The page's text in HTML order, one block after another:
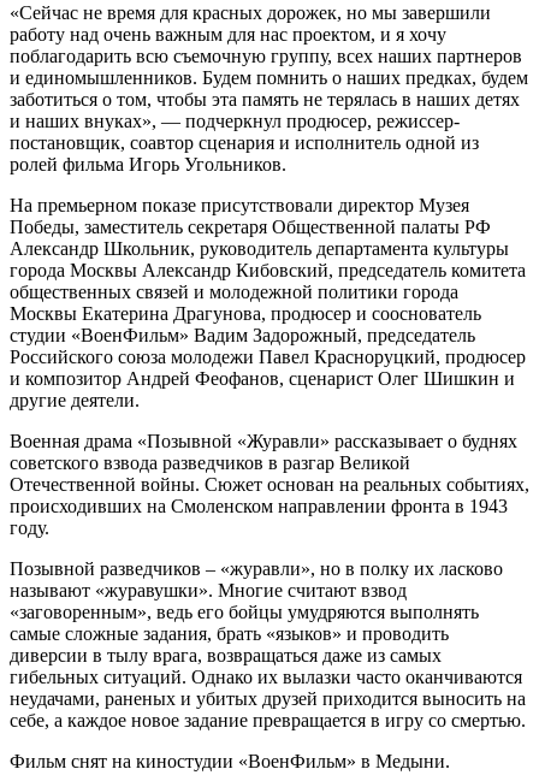
«Сейчас не время для красных дорожек, но мы завершили
работу над очень важным для нас проектом, и я хочу
поблагодарить всю съемочную группу, всех наших партнеров
и единомышленников. Будем помнить о наших предках, будем
заботиться о том, чтобы эта память не терялась в наших детях
и наших внуках», — подчеркнул продюсер, режиссер-
постановщик, соавтор сценария и исполнитель одной из
ролей фильма Игорь Угольников.
На премьерном показе присутствовали директор Музея
Победы, заместитель секретаря Общественной палаты РФ
Александр Школьник, руководитель департамента культуры
города Москвы Александр Кибовский, председатель комитета
общественных связей и молодежной политики города
Москвы Екатерина Драгунова, продюсер и сооснователь
студии «ВоенФильм» Вадим Задорожный, председатель
Российского союза молодежи Павел Красноруцкий, продюсер
и композитор Андрей Феофанов, сценарист Олег Шишкин и
другие деятели.
Военная драма «Позывной «Журавли» рассказывает о буднях
советского взвода разведчиков в разгар Великой
Отечественной войны. Сюжет основан на реальных событиях,
происходивших на Смоленском направлении фронта в 1943
году.
Позывной разведчиков – «журавли», но в полку их ласково
называют «журавушки». Многие считают взвод
«заговоренным», ведь его бойцы умудряются выполнять
самые сложные задания, брать «языков» и проводить
диверсии в тылу врага, возвращаться даже из самых
гибельных ситуаций. Однако их вылазки часто оканчиваются
неудачами, раненых и убитых друзей приходится выносить на
себе, а каждое новое задание превращается в игру со смертью.
Фильм снят на киностудии «ВоенФильм» в Медыни.